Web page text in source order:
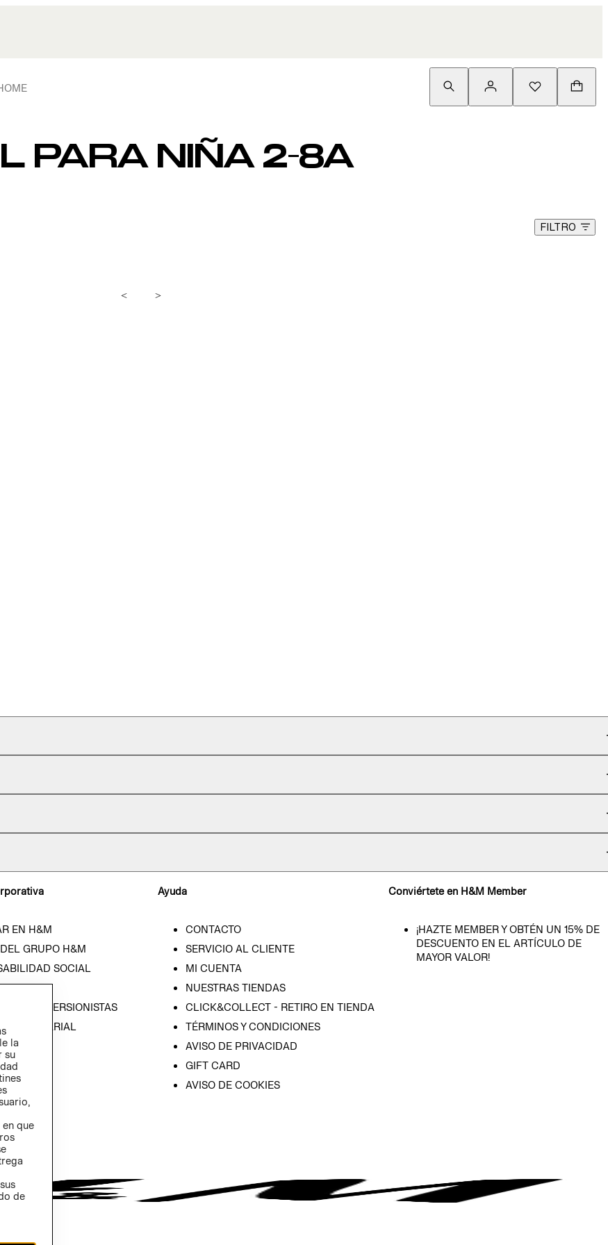
PARA NIÑA 2-8A
FILTRO
< >
EN H&M
GRUPO H&M
SOCIAL
CON INVERSIONISTAS
EMPRESARIAL
Ayuda
CONTACTO
SERVICIO AL CLIENTE
MI CUENTA
NUESTRAS TIENDAS
CLICK&COLLECT - RETIRO EN TIENDA
TÉRMINOS Y CONDICIONES
AVISO DE PRIVACIDAD
GIFT CARD
AVISO DE COOKIES
Conviértete en H&M Member
¡HAZTE MEMBER Y OBTÉN UN 15% DE
DESCUENTO EN EL ARTÍCULO DE
MAYOR VALOR!
la
su
que
de